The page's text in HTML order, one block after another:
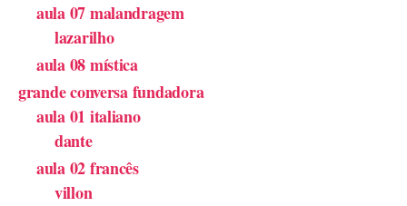
aula 07 malandragem
lazarilho
aula 08 mística
grande conversa fundadora
aula 01 italiano
dante
aula 02 francês
villon